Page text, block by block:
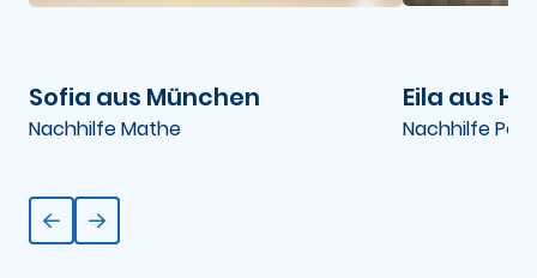
Sofia aus München
Nachhilfe Mathe
Eila aus
Nachhilfe